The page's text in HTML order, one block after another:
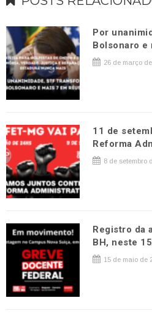
Por
Bolsonaro e
26 de março
11 de
Reforma
8 de setembro
Registro da
BH, neste
15 de maio de